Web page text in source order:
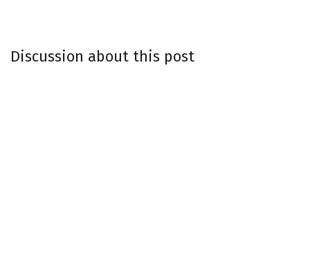
Discussion about this post